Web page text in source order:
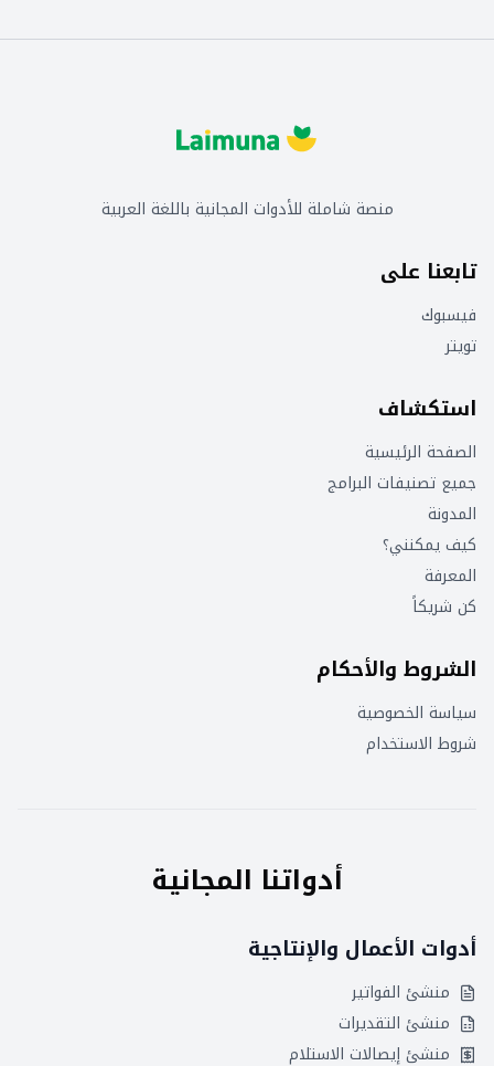
منصة شاملة للأدوات المجانية باللغة العربية
تابعنا على
فيسبوك
تويتر
استكشاف
الصفحة الرئيسية
جميع تصنيفات البرامج
المدونة
كيف يمكنني؟
المعرفة
كن شريكاً
الشروط والأحكام
سياسة الخصوصية
شروط الاستخدام
أدواتنا المجانية
أدوات الأعمال والإنتاجية
منشئ الفواتير
منشئ التقديرات
منشئ إيصالات الاستلام